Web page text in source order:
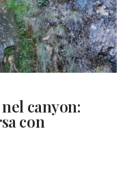
canyon:
con